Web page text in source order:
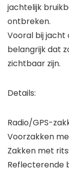
jachtelijk
ontbreken.
Vooral bij jacht
belangrijk dat
zichtbaar zijn.
Details:
Radio/GPS-
Voorzakken
Zakken met
Reflecterende